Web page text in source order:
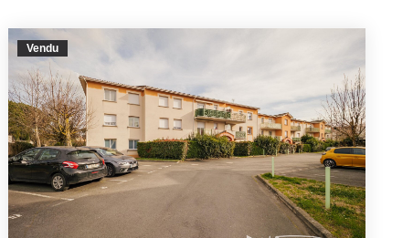
Vendu